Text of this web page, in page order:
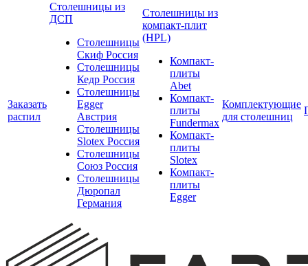
Заказать
распил
Столешницы из
ДСП
Столешницы
Скиф Россия
Столешницы
Кедр Россия
Столешницы
Egger
Австрия
Столешницы
Slotex Россия
Столешницы
Союз Россия
Столешницы
Дюропал
Германия
Столешницы из
компакт-плит
(HPL)
Компакт-
плиты
Abet
Компакт-
плиты
Fundermax
Компакт-
плиты
Slotex
Компакт-
плиты
Egger
Комплектующие
для столешниц